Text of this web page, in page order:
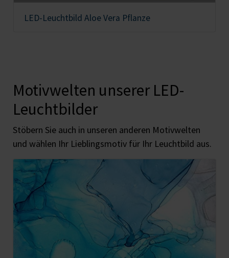
LED-Leuchtbild Aloe Vera Pflanze
Motivwelten unserer LED-
Leuchtbilder
Stöbern Sie auch in unseren anderen Motivwelten
und wählen Ihr Lieblingsmotiv für Ihr Leuchtbild aus.